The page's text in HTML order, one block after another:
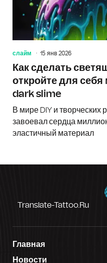
слайм 15 янв 2026
Как сделать
откройте для
dark slime
В мире DIY и творческих
завоевал сердца
эластичный материал
Translate-Tattoo.ru
Главная
Новости